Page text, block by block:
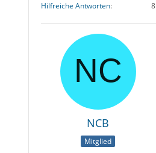
Hilfreiche Antworten
8
NCB
Mitglied